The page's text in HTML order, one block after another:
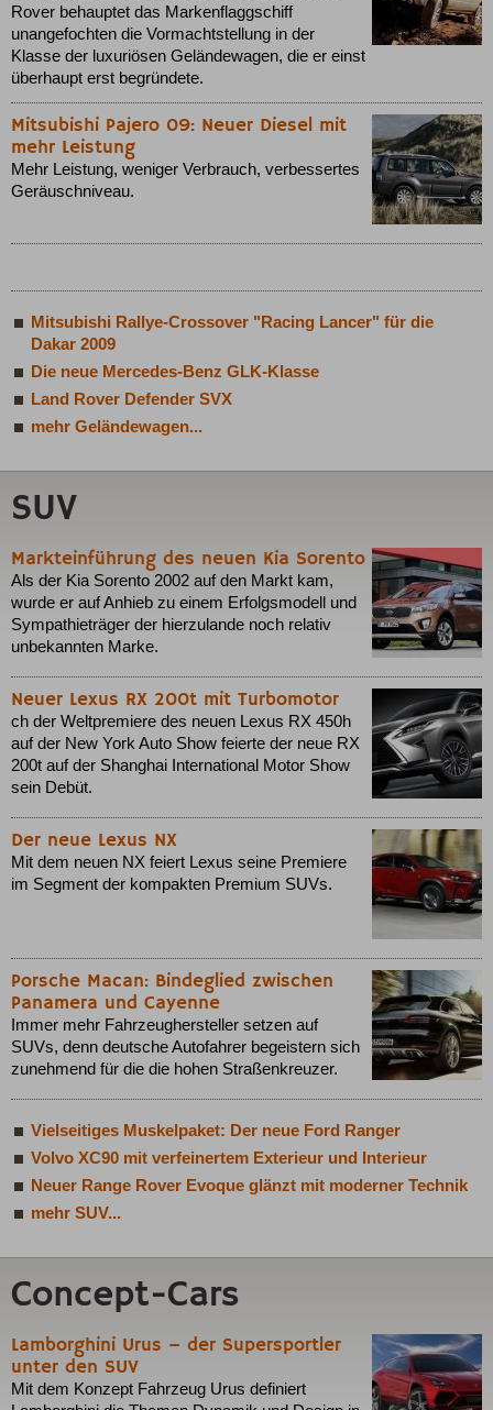
Rover behauptet das Markenflaggschiff
unangefochten die Vormachtstellung in der
Klasse der luxuriösen Geländewagen, die er einst
überhaupt erst begründete.
Mitsubishi Pajero 09: Neuer Diesel mit
mehr Leistung
Mehr Leistung, weniger Verbrauch, verbessertes
Geräuschniveau.
Mitsubishi Rallye-Crossover "Racing Lancer" für die
Dakar 2009
Die neue Mercedes-Benz GLK-Klasse
Land Rover Defender SVX
mehr Geländewagen...
SUV
Markteinführung des neuen Kia Sorento
Als der Kia Sorento 2002 auf den Markt kam,
wurde er auf Anhieb zu einem Erfolgsmodell und
Sympathieträger der hierzulande noch relativ
unbekannten Marke.
Neuer Lexus RX 200t mit Turbomotor
ch der Weltpremiere des neuen Lexus RX 450h
auf der New York Auto Show feierte der neue RX
200t auf der Shanghai International Motor Show
sein Debüt.
Der neue Lexus NX
Mit dem neuen NX feiert Lexus seine Premiere
im Segment der kompakten Premium SUVs.
Porsche Macan: Bindeglied zwischen
Panamera und Cayenne
Immer mehr Fahrzeughersteller setzen auf
SUVs, denn deutsche Autofahrer begeistern sich
zunehmend für die die hohen Straßenkreuzer.
Vielseitiges Muskelpaket: Der neue Ford Ranger
Volvo XC90 mit verfeinertem Exterieur und Interieur
Neuer Range Rover Evoque glänzt mit moderner Technik
mehr SUV...
Concept-Cars
Lamborghini Urus – der Supersportler
unter den SUV
Mit dem Konzept Fahrzeug Urus definiert